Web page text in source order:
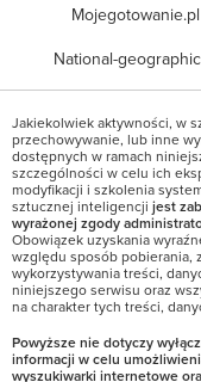
Mojegotowanie.pl
National-
Jakiekolwiek aktywności, w
przechowywanie, lub inne
dostępnych w ramach
szczególności w celu ich
modyfikacji i szkolenia
sztucznej inteligencji jest
wyrażonej zgody
Obowiązek uzyskania
względu sposób pobierania,
wykorzystywania treści,
niniejszego serwisu oraz
na charakter tych treści,
Powyższe nie dotyczy
informacji w celu
wyszukiwarki internetowe